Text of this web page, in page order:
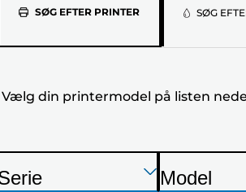
SØG EFTER PRINTER
Vælg
din
på
listen
SØG
Vælg din printermodel på listen
TrykModel